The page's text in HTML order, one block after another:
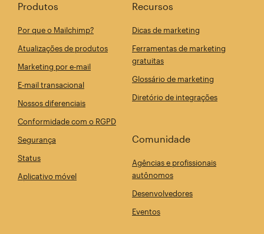
Produtos
Por que o Mailchimp?
Atualizações de produtos
Marketing por e-mail
E-mail transacional
Nossos diferenciais
Conformidade com o RGPD
Segurança
Status
Aplicativo móvel
Recursos
Dicas de marketing
Ferramentas de marketing
gratuitas
Glossário de marketing
Diretório de integrações
Comunidade
Agências e profissionais
autônomos
Desenvolvedores
Eventos